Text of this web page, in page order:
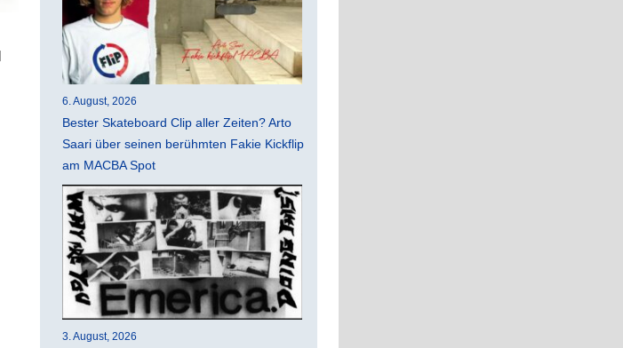
6. August, 2026
Bester Skateboard Clip aller Zeiten? Arto
Saari über seinen berühmten Fakie Kickflip
am MACBA Spot
3. August, 2026